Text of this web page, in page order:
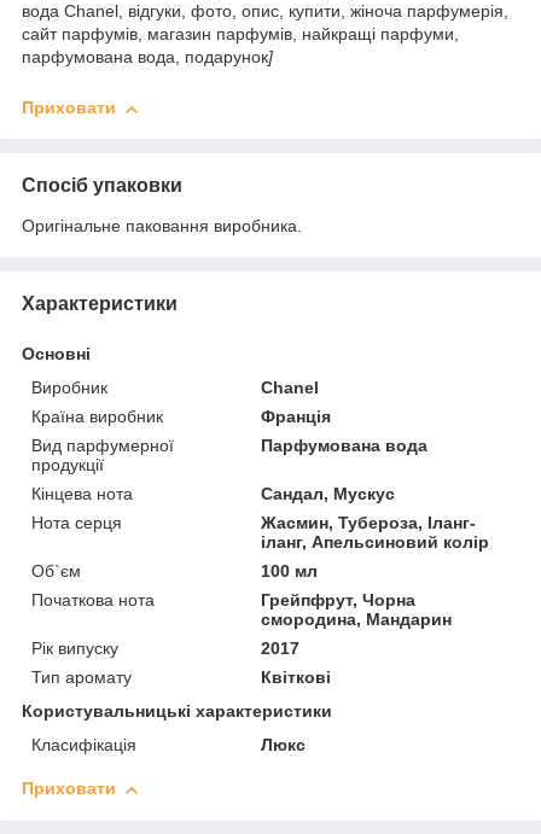
вода Chanel, відгуки, фото, опис, купити, жіноча парфумерія,
сайт парфумів, магазин парфумів, найкращі парфуми,
парфумована вода, подарунок]
Приховати
Спосіб упаковки
Оригінальне паковання виробника.
Характеристики
Основні
Виробник
Chanel
Країна виробник
Франція
Вид парфумерної
продукції
Парфумована вода
Кінцева нота
Сандал, Мускус
Нота серця
Жасмин, Тубероза, Іланг-
іланг, Апельсиновий колір
Об`єм
100 мл
Початкова нота
Грейпфрут, Чорна
смородина, Мандарин
Рік випуску
2017
Тип аромату
Квіткові
Користувальницькі характеристики
Класифікація
Люкс
Приховати